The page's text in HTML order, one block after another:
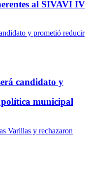
al SIVAVI IV
candidato y
municipal